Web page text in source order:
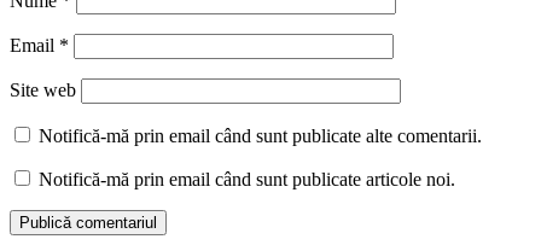
Email *
Site web
Notifică-mă prin email când sunt publicate alte comentarii.
Notifică-mă prin email când sunt publicate articole noi.